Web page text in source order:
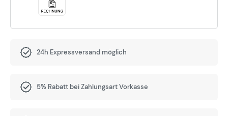
24h Expressversand möglich
5% Rabatt bei Zahlungsart Vorkasse